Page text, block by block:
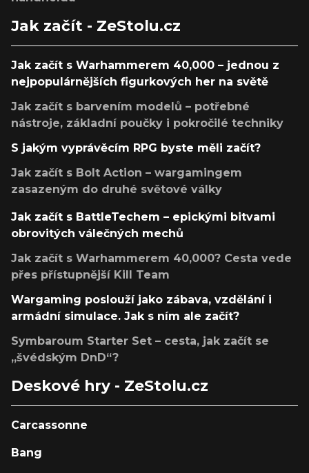
Jak začít - ZeStolu.cz
Jak začít s Warhammerem 40,000 – jednou z
nejpopulárnějších figurkových her na světě
Jak začít s barvením modelů – potřebné
nástroje, základní poučky i pokročilé techniky
S jakým vyprávěcím RPG byste měli začít?
Jak začít s Bolt Action – wargamingem
zasazeným do druhé světové války
Jak začít s BattleTechem – epickými bitvami
obrovitých válečných mechů
Jak začít s Warhammerem 40,000? Cesta vede
přes přístupnější Kill Team
Wargaming poslouží jako zábava, vzdělání i
armádní simulace. Jak s ním ale začít?
Symbaroum Starter Set – cesta, jak začít se
„švédským DnD“?
Deskové hry - ZeStolu.cz
Carcassonne
Bang